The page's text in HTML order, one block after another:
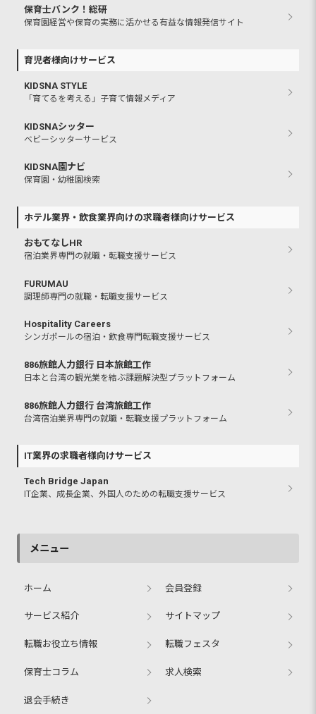
保育士バンク！総研
保育園経営や保育の実務に活かせる有益な情報発信サイト
育児者様向けサービス
KIDSNA STYLE
「育てるを考える」子育て情報メディア
KIDSNAシッター
ベビーシッターサービス
KIDSNA園ナビ
保育園・幼稚園検索
ホテル業界・飲食業界向けの求職者様向けサービス
おもてなしHR
宿泊業界専門の就職・転職支援サービス
FURUMAU
調理師専門の就職・転職支援サービス
Hospitality Careers
シンガポールの宿泊・飲食専門転職支援サービス
886旅館人力銀行 日本旅館工作
日本と台湾の観光業を結ぶ課題解決型プラットフォーム
886旅館人力銀行 台湾旅館工作
台湾宿泊業界専門の就職・転職支援プラットフォーム
IT業界の求職者様向けサービス
Tech Bridge Japan
IT企業、成長企業、外国人のための転職支援サービス
メニュー
ホーム 会員登録
サービス紹介 サイトマップ
転職お役立ち情報 転職フェスタ
保育士コラム 求人検索
退会手続き